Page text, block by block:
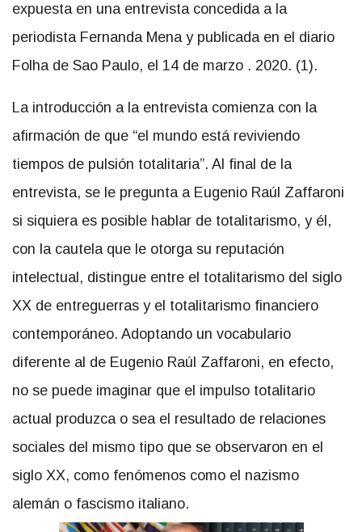
expuesta en una entrevista concedida a la
periodista Fernanda Mena y publicada en el diario
Folha de Sao Paulo, el 14 de marzo . 2020. (1).
La introducción a la entrevista comienza con la
afirmación de que “el mundo está reviviendo
tiempos de pulsión totalitaria”. Al final de la
entrevista, se le pregunta a Eugenio Raúl Zaffaroni
si siquiera es posible hablar de totalitarismo, y él,
con la cautela que le otorga su reputación
intelectual, distingue entre el totalitarismo del siglo
XX de entreguerras y el totalitarismo financiero
contemporáneo. Adoptando un vocabulario
diferente al de Eugenio Raúl Zaffaroni, en efecto,
no se puede imaginar que el impulso totalitario
actual produzca o sea el resultado de relaciones
sociales del mismo tipo que se observaron en el
siglo XX, como fenómenos como el nazismo
alemán o fascismo italiano.